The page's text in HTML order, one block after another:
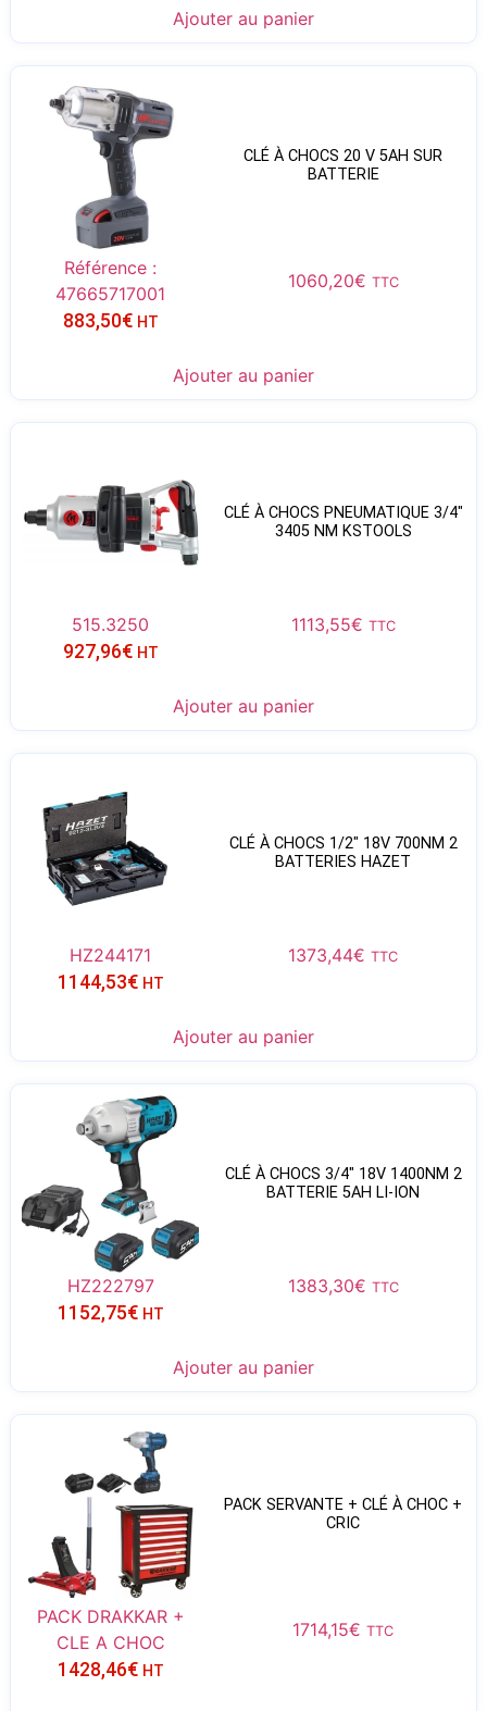
Ajouter au panier
CLÉ À CHOCS 20 V 5AH SUR
BATTERIE
Référence :
47665717001
1060,20€ TTC
883,50€ HT
Ajouter au panier
CLÉ À CHOCS PNEUMATIQUE 3/4″
3405 NM KSTOOLS
515.3250 1113,55€ TTC
927,96€ HT
Ajouter au panier
CLÉ À CHOCS 1/2″ 18V 700NM 2
BATTERIES HAZET
HZ244171 1373,44€ TTC
1144,53€ HT
Ajouter au panier
CLÉ À CHOCS 3/4″ 18V 1400NM 2
BATTERIE 5AH LI-ION
HZ222797 1383,30€ TTC
1152,75€ HT
Ajouter au panier
PACK SERVANTE + CLÉ À CHOC +
CRIC
PACK DRAKKAR +
CLE A CHOC
1714,15€ TTC
1428,46€ HT